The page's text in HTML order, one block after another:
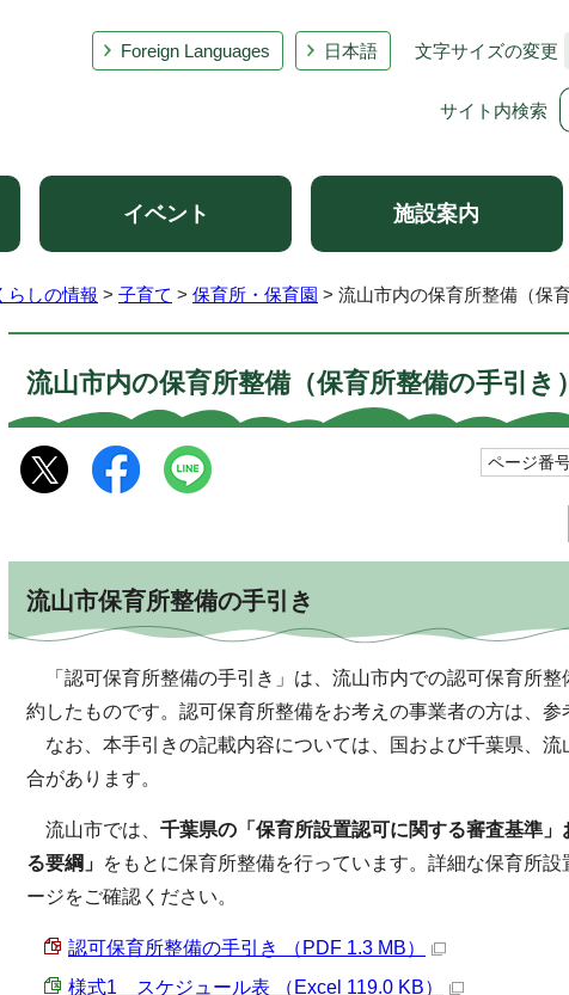
Foreign Languages 日本語 文字サイズの変更
サイト内検索
イベント 施設案内
らしの情報 > 子育て > 保育所・保育園 > 流山市内の保育所整備（保
流山市内の保育所整備（保育所整備の手引き
ページ番
流山市保育所整備の手引き
「認可保育所整備の手引き」は、流山市内での認可保育所整
約したものです。認可保育所整備をお考えの事業者の方は、
なお、本手引きの記載内容については、国および千葉県、流
合があります。
流山市では、 千葉県の「保育所設置認可に関する審査基準
る要綱」 をもとに保育所整備を行っています。詳細な保育所
ージをご確認ください。
認可保育所整備の手引き （PDF 1.3 MB）
様式1 スケジュール表 （Excel 119.0 KB）